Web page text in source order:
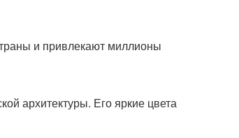
и привлекают миллионы
архитектуры. Его яркие цвета